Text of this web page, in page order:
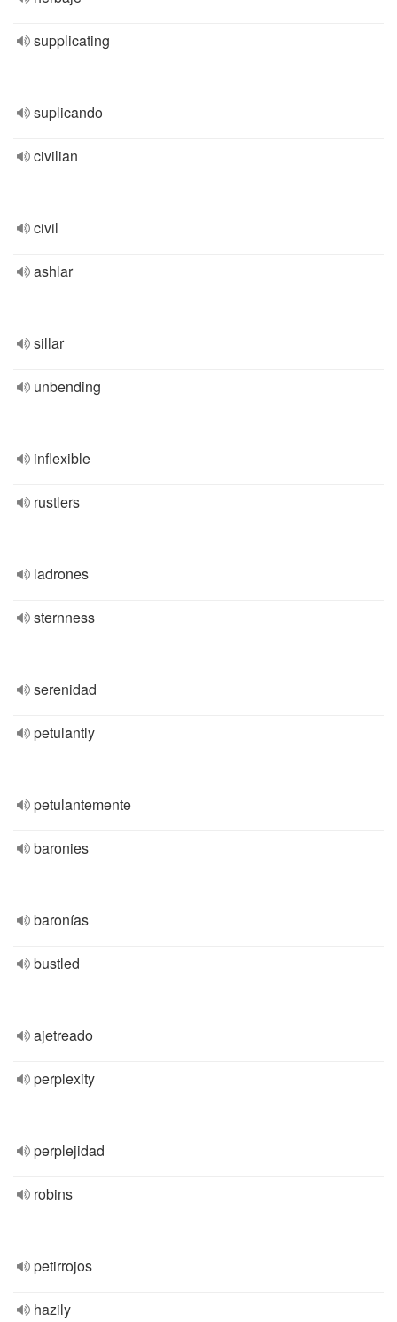
supplicating
suplicando
civilian
civil
ashlar
sillar
unbending
inflexible
rustlers
ladrones
sternness
serenidad
petulantly
petulantemente
baronies
baronías
bustled
ajetreado
perplexity
perplejidad
robins
petirrojos
hazily